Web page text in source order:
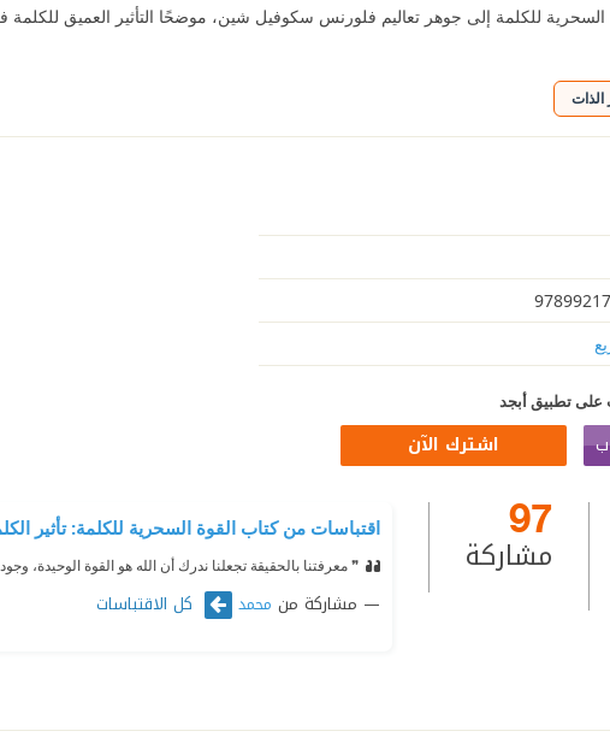
للكلمة إلى جوهر تعاليم فلورنس سكوفيل شين، موضحًا التأثير العميق للكلمة
الذات
على تطبيق أبجد
اشترك الآن
97
مشاركة
اقتباسات من كتاب القوة السحرية للكلمة: تأثير
❞ معرفتنا بالحقيقة تجعلنا ندرك أن الله هو القوة الوحيدة،
مشاركة من محمد كل الاقتباسات